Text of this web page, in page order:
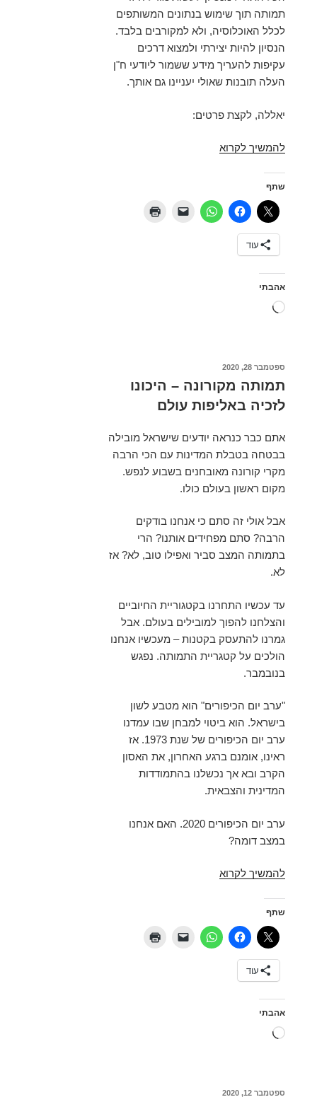
תמותה תוך שימוש בנתונים המשותפים
לכלל האוכלוסיה, ולא למקורבים בלבד.
הנסיון להיות יצירתי ולמצוא דרכים
עקיפות להעריך מידע ששמור ליודעי ח"ן
העלה תובנות שאולי יעניינו גם אותך.
יאללה, לקצת פרטים:
להמשיך לקרוא
ותמותת
חגי
שתף
עוד
אהבתי
טוען...
פורסם
ספטמבר 28, 2020
תמותה מקורונה – היכונו
לזכיה באליפות עולם
אתם כבר כנראה יודעים שישראל מובילה
בבטחה בטבלת המדינות עם הכי הרבה
מקרי קורונה מאובחנים בשבוע לנפש.
מקום ראשון בעולם כולו.
אבל אולי זה סתם כי אנחנו בודקים
הרבה? סתם מפחידים אותנו? הרי
בתמותה המצב סביר ואפילו טוב, לא? אז
לא.
עד עכשיו התחרנו בקטגוריית החיוביים
והצלחנו להפוך למובילים בעולם. אבל
גמרנו להתעסק בקטנות – מעכשיו אנחנו
הולכים על קטגריית התמותה. נפגש
בנובמבר.
"ערב יום הכיפורים" הוא מטבע לשון
בישראל. הוא ביטוי למבחן שבו עמדנו
ערב יום הכיפורים של שנת 1973. אז
ראינו, אומנם ברגע האחרון, את האסון
הקרב ובא אך נכשלנו בהתמודדות
המדינית והצבאית.
ערב יום הכיפורים 2020. האם אנחנו
במצב דומה?
להמשיך לקרוא
היכונו
לזכיה
שתף
עוד
אהבתי
טוען...
פורסם
ספטמבר 12, 2020